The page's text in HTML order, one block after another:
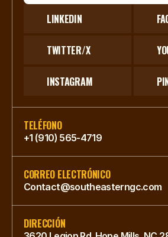
LINKEDIN
TWITTER/X
INSTAGRAM
TELÉFONO
+1 (910) 565-4719
CORREO ELECTRÓNICO
Contact@southeasterngc.com
DIRECCIÓN